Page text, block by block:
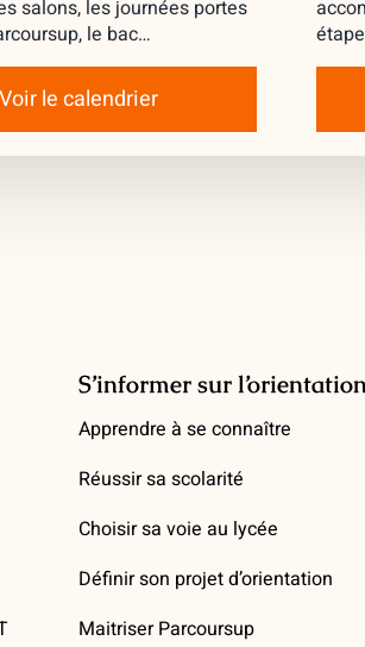
salons, les journées portes
le bac…
Voir le calendrier
S’informer sur
Apprendre à se connaître
Réussir sa scolarité
Choisir sa voie au lycée
Définir son projet d’orientation
Maitriser Parcoursup